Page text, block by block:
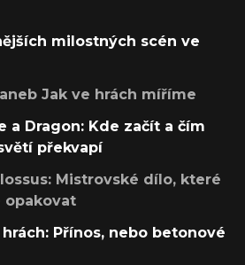
milostných scén ve
Jak ve hrách míříme
a Dragon: Kde začít a čím
překvapí
Mistrovské dílo, které
opakovat
Přínos, nebo betonové